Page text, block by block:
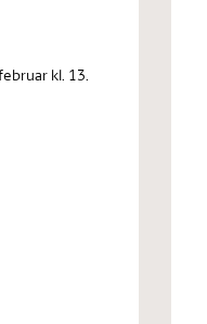
kl. 13.